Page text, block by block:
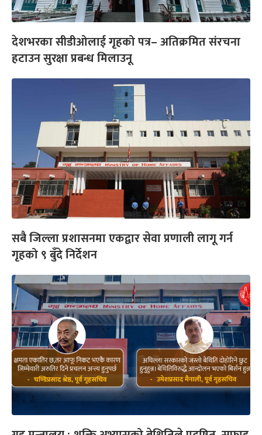
देशभरका सीडीओलाई गृहको पत्र– अतिक्रमित संरचना
हटाउन सुरक्षा प्रबन्ध मिलाउनू
सबै जिल्ला प्रशासनमा एकद्वार सेवा प्रणाली लागू गर्न
गृहको ९ बुँदे निर्देशन